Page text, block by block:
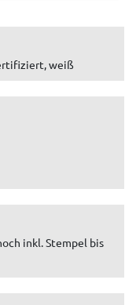
weiß
inkl. Stempel bis